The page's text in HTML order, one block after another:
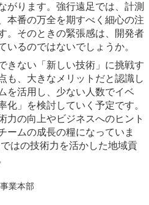
がります。強行遠足では、計測
本番の万全を期すべく細心の注
。そのときの緊張感は、開発者
いるのではないでしょうか。
きない「新しい技術」に挑戦す
も、大きなメリットだと認識し
を活用し、少ない人数でイベ
化」を検討していく予定です。
力の向上やビジネスへのヒント
ームの成長の糧になっていま
はの技術力を活かした地域貢
業本部